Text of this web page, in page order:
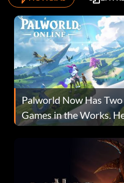
Palworld Now Has
Games in the Works.